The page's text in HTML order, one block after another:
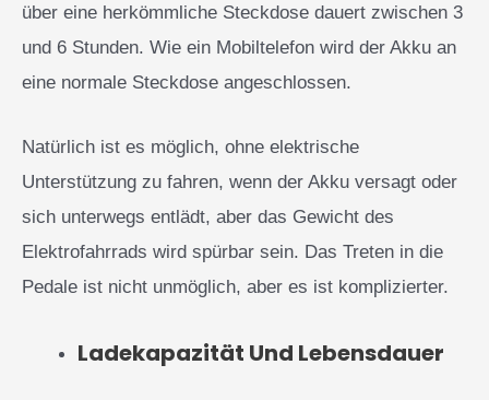
über eine herkömmliche Steckdose dauert zwischen 3
und 6 Stunden. Wie ein Mobiltelefon wird der Akku an
eine normale Steckdose angeschlossen.
Natürlich ist es möglich, ohne elektrische
Unterstützung zu fahren, wenn der Akku versagt oder
sich unterwegs entlädt, aber das Gewicht des
Elektrofahrrads wird spürbar sein. Das Treten in die
Pedale ist nicht unmöglich, aber es ist komplizierter.
Ladekapazität Und Lebensdauer